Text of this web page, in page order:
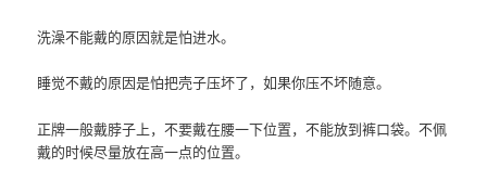
洗澡不能戴的原因就是怕进水。
睡觉不戴的原因是怕把壳子压坏了，如果你压不坏随意。
正牌一般戴脖子上，不要戴在腰一下位置，不能放到裤口袋。不佩
戴的时候尽量放在高一点的位置。